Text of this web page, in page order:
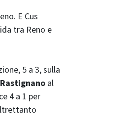
E Cus
tra Reno e
5 a 3, sulla
al
4 a 1 per